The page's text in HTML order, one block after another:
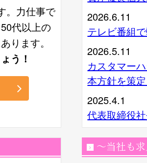
。力仕事で
代以上の
ります。
う！
2026.6.11
テレビ番組
2026.5.11
カスタマー
本方針を策
2025.4.1
代表取締役
～当社も